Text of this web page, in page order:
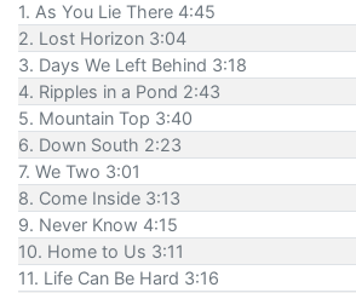
1. As You Lie There 4:45
2. Lost Horizon 3:04
3. Days We Left Behind 3:18
4. Ripples in a Pond 2:43
5. Mountain Top 3:40
6. Down South 2:23
7. We Two 3:01
8. Come Inside 3:13
9. Never Know 4:15
10. Home to Us 3:11
11. Life Can Be Hard 3:16